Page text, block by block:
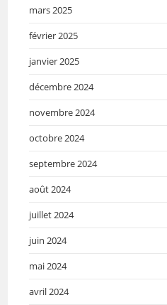
mars 2025
février 2025
janvier 2025
décembre 2024
novembre 2024
octobre 2024
septembre 2024
août 2024
juillet 2024
juin 2024
mai 2024
avril 2024